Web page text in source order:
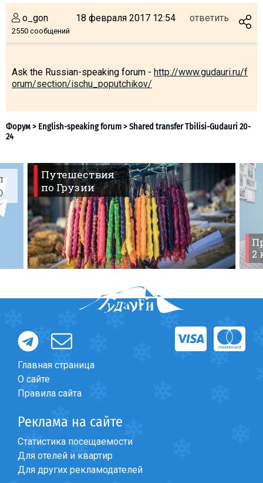
o_gon
2550 сообщений
18 февраля 2017 12:54 ответить
Ask the Russian-speaking forum - http://www.gudauri.ru/f
orum/section/ischu_poputchikov/
Форум>English-speaking forum>Shared transfer
Путешествия
по Грузии
2
Главная страница
О сайте
Правила сайта
Реклама на сайте
Статистика посещаемости
Для отелей и квартир
Для других рекламодателей
ПРОЖИВАНИЕ
Квартиры
Отели
% Горячие предложения
Долгосрочная аренда
Казбеги
ГРУЗИЯ
О Грузии
Визы и Документы
Что пить?
Деньги
Мобильная связь
Отчеты